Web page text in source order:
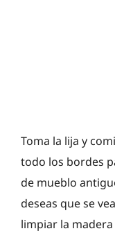
Toma la lija y
todo los bordes
de mueblo
deseas que se
limpiar la